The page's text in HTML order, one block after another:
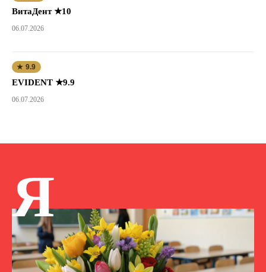
ВитаДент ★10
06.07.2026
★ 9.9
EVIDENT ★9.9
06.07.2026
Я